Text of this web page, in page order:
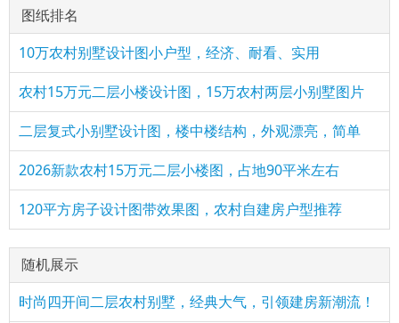
图纸排名
10万农村别墅设计图小户型，经济、耐看、实用
农村15万元二层小楼设计图，15万农村两层小别墅图片
二层复式小别墅设计图，楼中楼结构，外观漂亮，简单
2026新款农村15万元二层小楼图，占地90平米左右
120平方房子设计图带效果图，农村自建房户型推荐
随机展示
时尚四开间二层农村别墅，经典大气，引领建房新潮流！